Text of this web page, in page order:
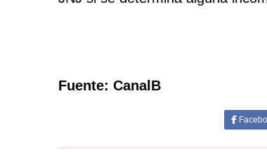
Fuente: CanalB